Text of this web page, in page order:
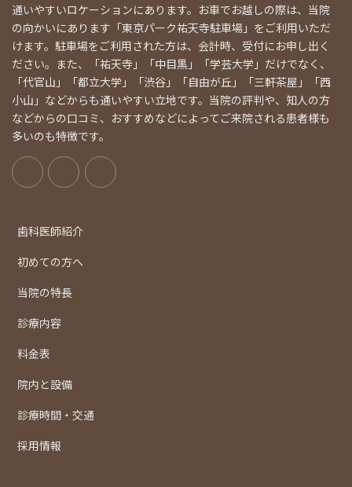
通いやすいロケーションにあります。お車でお越しの際は、当院
の向かいにあります「東京パーク祐天寺駐車場」をご利用いただ
けます。駐車場をご利用された方は、会計時、受付にお申し出く
ださい。また、「祐天寺」「中目黒」「学芸大学」だけでなく、
「代官山」「都立大学」「渋谷」「自由が丘」「三軒茶屋」「西
小山」などからも通いやすい立地です。当院の評判や、知人の方
などからの口コミ、おすすめなどによってご来院される患者様も
多いのも特徴です。
歯科医師紹介
初めての方へ
当院の特長
診療内容
料金表
院内と設備
診療時間・交通
採用情報